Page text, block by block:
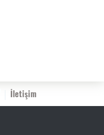
İletişim